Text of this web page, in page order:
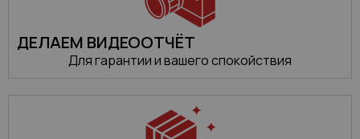
ДЕЛАЕМ ВИДЕООТЧЁТ
Для гарантии и вашего спокойствия